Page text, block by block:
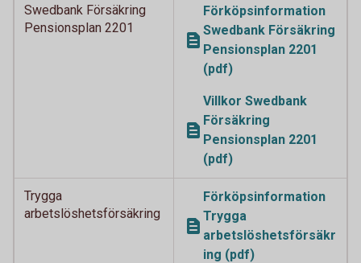
Swedbank Försäkring
Pensionsplan 2201
Förköpsinformation
Swedbank Försäkring
Pensionsplan 2201
(pdf)
Villkor Swedbank
Försäkring
Pensionsplan 2201
(pdf)
Trygga
arbetslöshetsförsäkring
Förköpsinformation
Trygga
arbetslöshetsförsäkr
ing (pdf)